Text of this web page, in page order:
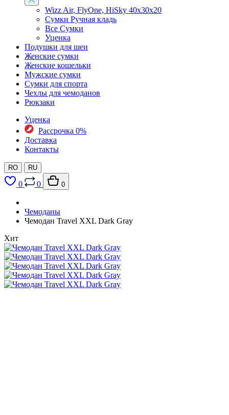
Wizz Air, FlyOne, HiSky 40x30x20
Сумки Ручная кладь
Все Сумки
Уценка
Подушки для шеи
Женские сумки
Женские кошельки
Мужские сумки
Сумки для спорта
Чехлы для чемоданов
Рюкзаки
Уценка
Рассрочка 0%
Доставка
Контакты
RO RU
0 0 0
Чемоданы
Чемодан Travel XXL Dark Gray
Хит